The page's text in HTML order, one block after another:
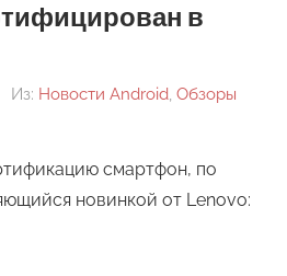
в
Из: Новости Android, Обзоры
смартфон, по
новинкой от Lenovo: